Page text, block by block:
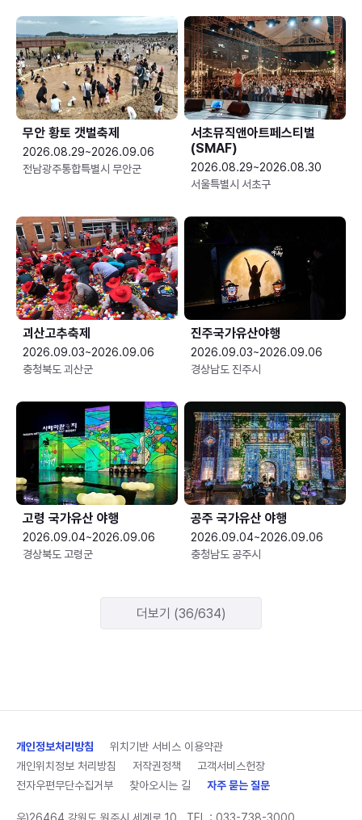
무안 황토 갯벌축제
2026.08.29~2026.09.06
전남광주통합특별시 무안군
서초뮤직앤아트페스티벌
(SMAF)
2026.08.29~2026.08.30
서울특별시 서초구
괴산고추축제
2026.09.03~2026.09.06
충청북도 괴산군
진주국가유산야행
2026.09.03~2026.09.06
경상남도 진주시
고령 국가유산 야행
2026.09.04~2026.09.06
경상북도 고령군
공주 국가유산 야행
2026.09.04~2026.09.06
충청남도 공주시
더보기 (36/634)
개인정보처리방침
위치기반 서비스 이용약관
개인위치정보 처리방침
저작권정책
고객서비스헌장
전자우편무단수집거부
찾아오시는 길 자주 묻는 질문